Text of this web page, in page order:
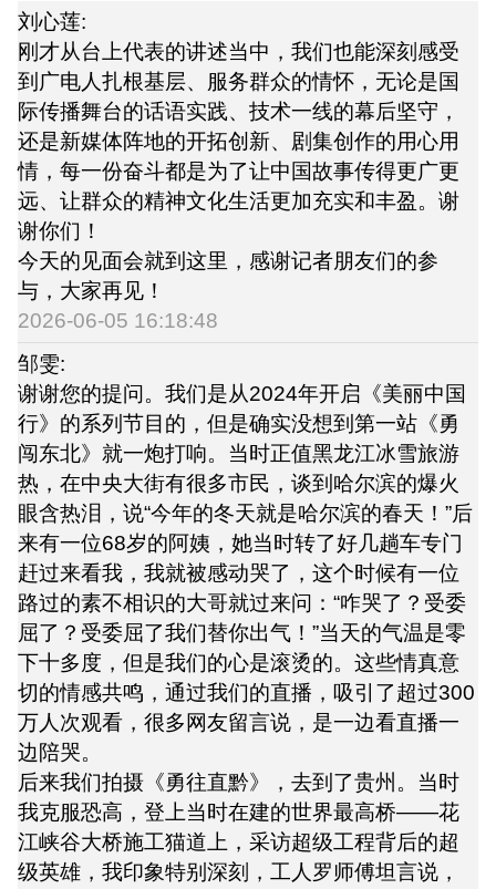
刘心莲:
刚才从台上代表的讲述当中，我们也能深刻感受
到广电人扎根基层、服务群众的情怀，无论是国
际传播舞台的话语实践、技术一线的幕后坚守，
还是新媒体阵地的开拓创新、剧集创作的用心用
情，每一份奋斗都是为了让中国故事传得更广更
远、让群众的精神文化生活更加充实和丰盈。谢
谢你们！
今天的见面会就到这里，感谢记者朋友们的参
与，大家再见！
2026-06-05 16:18:48
邹雯:
谢谢您的提问。我们是从2024年开启《美丽中国
行》的系列节目的，但是确实没想到第一站《勇
闯东北》就一炮打响。当时正值黑龙江冰雪旅游
热，在中央大街有很多市民，谈到哈尔滨的爆火
眼含热泪，说“今年的冬天就是哈尔滨的春天！”后
来有一位68岁的阿姨，她当时转了好几趟车专门
赶过来看我，我就被感动哭了，这个时候有一位
路过的素不相识的大哥就过来问：“咋哭了？受委
屈了？受委屈了我们替你出气！”当天的气温是零
下十多度，但是我们的心是滚烫的。这些情真意
切的情感共鸣，通过我们的直播，吸引了超过300
万人次观看，很多网友留言说，是一边看直播一
边陪哭。
后来我们拍摄《勇往直黔》，去到了贵州。当时
我克服恐高，登上当时在建的世界最高桥——花
江峡谷大桥施工猫道上，采访超级工程背后的超
级英雄，我印象特别深刻，工人罗师傅坦言说，